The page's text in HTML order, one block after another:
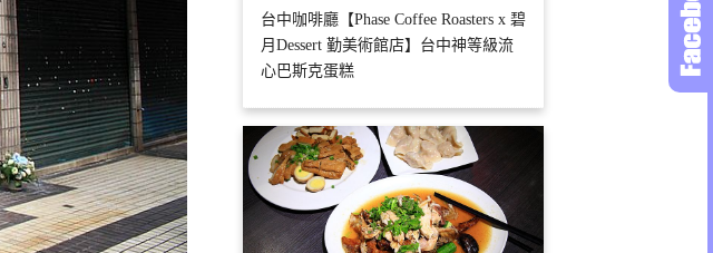
台中咖啡廳【Phase Coffee Roasters x 碧
月Dessert 勤美術館店】台中神等級流
心巴斯克蛋糕